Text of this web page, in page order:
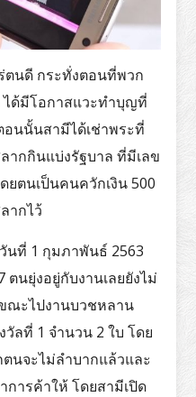
ดี กระทั่งตอนที่พวก
ได้มีโอกาสแวะทำบุญที่
นนั้นสามีได้เช่าพระที่
ากกินแบ่งรัฐบาล ที่มีเลข
ยตนเป็นคนควักเงิน 500
ากไว้
ที่ 1 กุมภาพันธ์ 2563
ตนยุ่งอยู่กับงานเลยยังไม่
ณะไปงานบวชหลาน
ลที่ 1 จำนวน 2 ใบ โดย
นจะไม่ลำบากแล้วและ
ารค้าให้ โดยสามีเปิด